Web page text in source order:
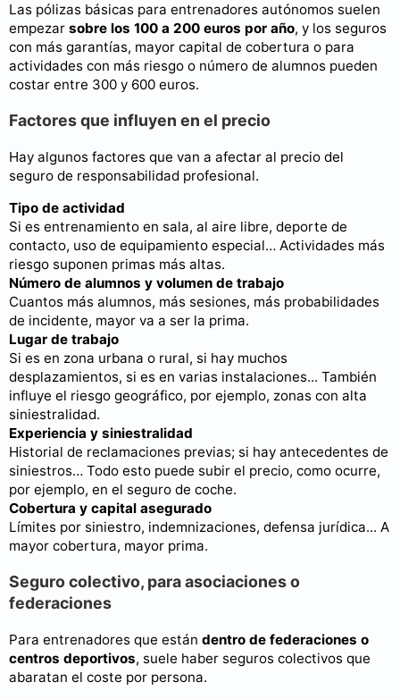
Las pólizas básicas para entrenadores autónomos suelen
empezar sobre los 100 a 200 euros por año, y los seguros
con más garantías, mayor capital de cobertura o para
actividades con más riesgo o número de alumnos pueden
costar entre 300 y 600 euros.
Factores que influyen en el precio
Hay algunos factores que van a afectar al precio del
seguro de responsabilidad profesional.
Tipo de actividad
Si es entrenamiento en sala, al aire libre, deporte de
contacto, uso de equipamiento especial… Actividades más
riesgo suponen primas más altas.
Número de alumnos y volumen de trabajo
Cuantos más alumnos, más sesiones, más probabilidades
de incidente, mayor va a ser la prima.
Lugar de trabajo
Si es en zona urbana o rural, si hay muchos
desplazamientos, si es en varias instalaciones... También
influye el riesgo geográfico, por ejemplo, zonas con alta
siniestralidad.
Experiencia y siniestralidad
Historial de reclamaciones previas; si hay antecedentes de
siniestros… Todo esto puede subir el precio, como ocurre,
por ejemplo, en el seguro de coche.
Cobertura y capital asegurado
Límites por siniestro, indemnizaciones, defensa jurídica... A
mayor cobertura, mayor prima.
Seguro colectivo, para asociaciones o
federaciones
Para entrenadores que están dentro de federaciones o
centros deportivos, suele haber seguros colectivos que
abaratan el coste por persona.